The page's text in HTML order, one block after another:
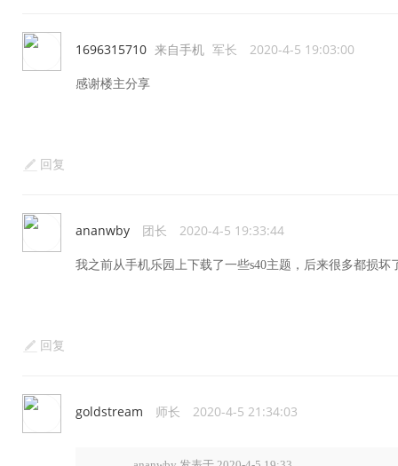
1696315710 来自手机 军长 2020-4-5 19:03:00
感谢楼主分享
回复
ananwby 团长 2020-4-5 19:33:44
我之前从手机乐园上下载了一些s40主题，后来很多都损坏
回复
goldstream 师长 2020-4-5 21:34:03